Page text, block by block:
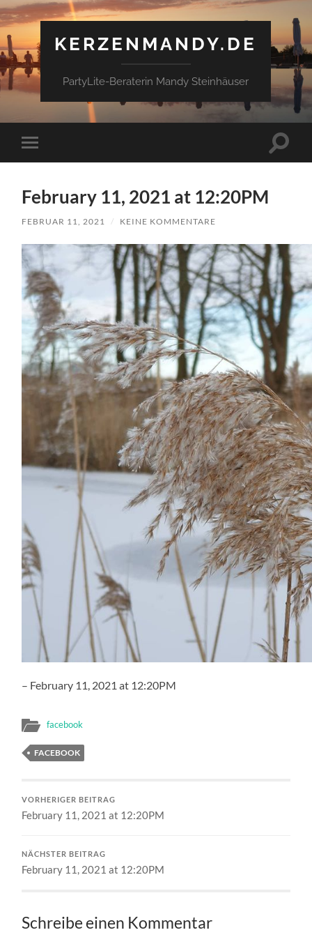
KERZENMANDY.DE
PartyLite-Beraterin Mandy Steinhäuser
Mobile-
Menü
February 11, 2021 at 12:20PM
FEBRUAR 11, 2021 / KEINE KOMMENTARE
– February 11, 2021 at 12:20PM
facebook
FACEBOOK
VORHERIGER BEITRAG
February 11, 2021 at 12:20PM
NÄCHSTER BEITRAG
February 11, 2021 at 12:20PM
Schreibe einen Kommentar